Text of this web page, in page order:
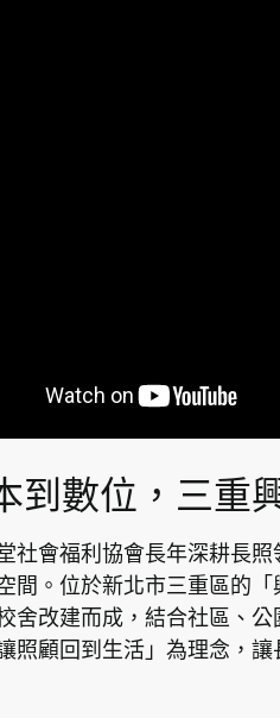
到數位，三重
社會福利協會長年深耕長
間。位於新北市三重區的
舍改建而成，結合社區、
照顧回到生活」為理念，